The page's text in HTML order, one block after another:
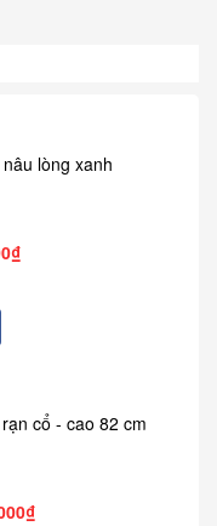
lòng xanh
cổ - cao 82 cm